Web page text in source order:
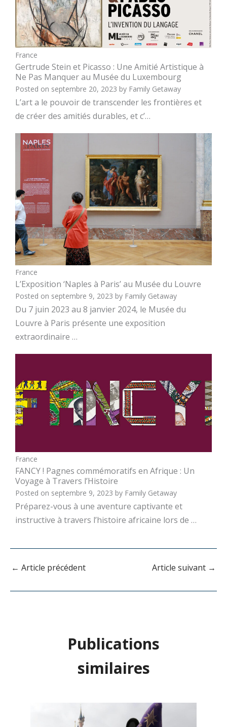
France
Gertrude Stein et Picasso : Une Amitié Artistique à
Ne Pas Manquer au Musée du Luxembourg
Posted on septembre 20, 2023 by Family Getaway
L’art a le pouvoir de transcender les frontières et
de créer des amitiés durables, et c’…
France
L’Exposition ‘Naples à Paris’ au Musée du Louvre
Posted on septembre 9, 2023 by Family Getaway
Du 7 juin 2023 au 8 janvier 2024, le Musée du
Louvre à Paris présente une exposition
extraordinaire …
France
FANCY ! Pagnes commémoratifs en Afrique : Un
Voyage à Travers l’Histoire
Posted on septembre 9, 2023 by Family Getaway
Préparez-vous à une aventure captivante et
instructive à travers l’histoire africaine lors de …
← Article précédent Article suivant →
Publications
similaires